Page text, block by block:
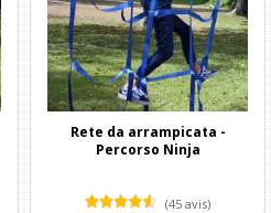
Rete da arrampicata -
Percorso Ninja
(45 avis)